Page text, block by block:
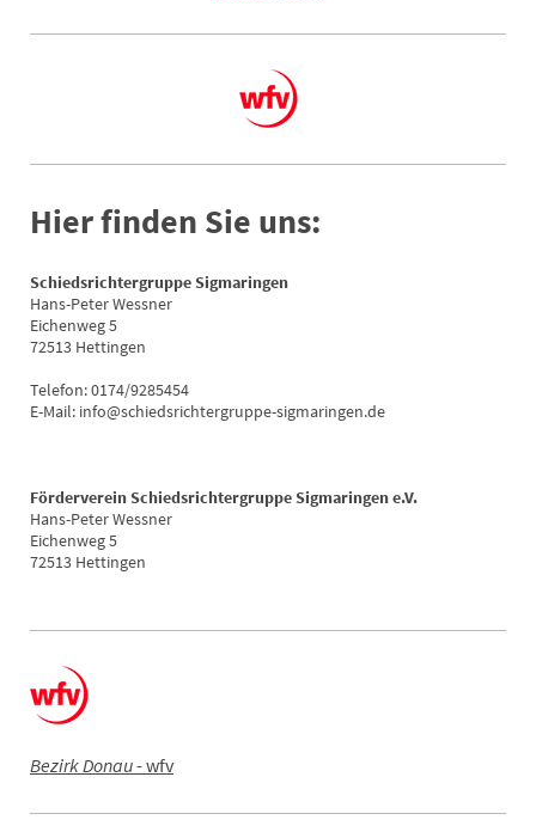
Hier finden Sie uns:
Schiedsrichtergruppe Sigmaringen
Hans-Peter Wessner
Eichenweg 5
72513 Hettingen
Telefon: 0174/9285454
E-Mail: info@schiedsrichtergruppe-sigmaringen.de
Förderverein Schiedsrichtergruppe Sigmaringen e.V.
Hans-Peter Wessner
Eichenweg 5
72513 Hettingen
Bezirk Donau- wfv